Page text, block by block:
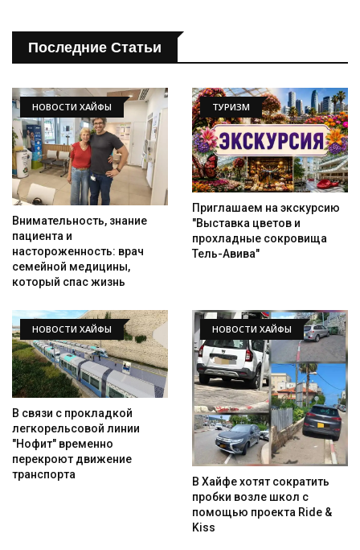
Последние Статьи
НОВОСТИ ХАЙФЫ
Внимательность, знание
пациента и
настороженность: врач
семейной медицины,
который спас жизнь
ТУРИЗМ
Приглашаем на экскурсию
"Выставка цветов и
прохладные сокровища
Тель-Авива"
НОВОСТИ ХАЙФЫ
В связи с прокладкой
легкорельсовой линии
"Нофит" временно
перекроют движение
транспорта
НОВОСТИ ХАЙФЫ
В Хайфе хотят сократить
пробки возле школ с
помощью проекта Ride &
Kiss